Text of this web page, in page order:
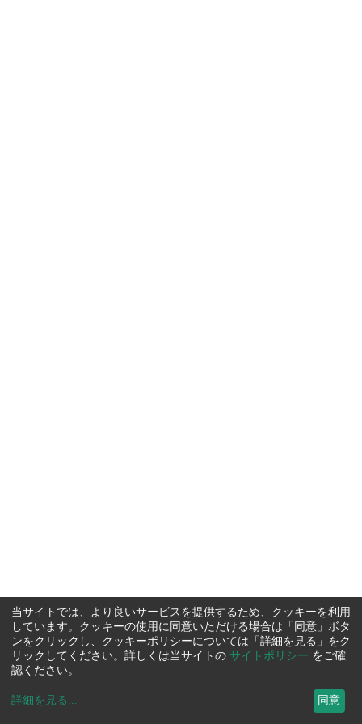
当サイトでは、より良いサービスを提供するため、クッキーを利用
しています。クッキーの使用に同意いただける場合は「同意」ボタ
ンをクリックし、クッキーポリシーについては「詳細を見る」をク
リックしてください。詳しくは当サイトの サイトポリシー をご確
認ください。
詳細を見る ... 同意